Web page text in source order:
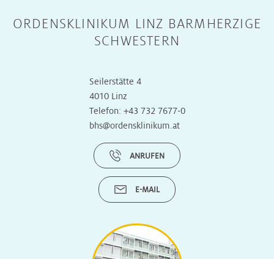
ORDENSKLINIKUM LINZ BARMHERZIGE
SCHWESTERN
Seilerstätte 4
4010 Linz
Telefon: +43 732 7677-0
bhs@ordensklinikum.at
ANRUFEN
E-MAIL